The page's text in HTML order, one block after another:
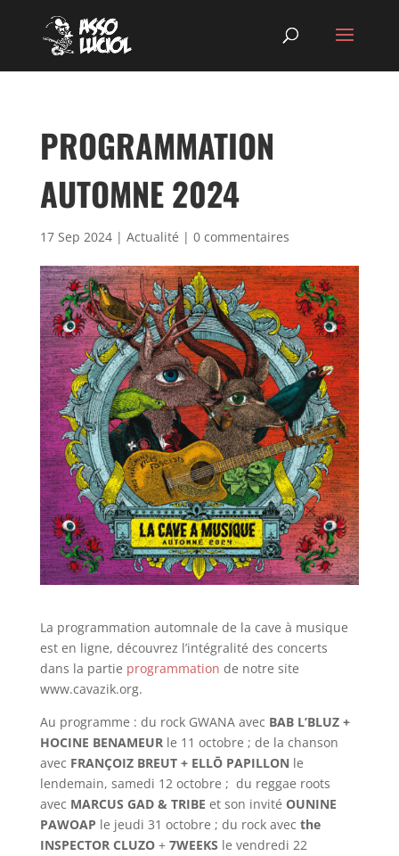
PROGRAMMATION
AUTOMNE 2024
17 Sep 2024| Actualité | 0 commentaires
La programmation automnale de la cave à musique
est en ligne, découvrez l’intégralité des concerts
dans la partie programmation de notre site
www.cavazik.org.
Au programme : du rock GWANA avec BAB L’BLUZ +
HOCINE BENAMEURle 11 octobre ; de la chanson
avec FRANÇOIZ BREUT + ELLŌ PAPILLON le
lendemain, samedi 12 octobre ; du reggae roots
avec MARCUS GAD & TRIBE et son invité OUNINE
PAWOAP le jeudi 31 octobre ; du rock avec the
INSPECTOR CLUZO+ 7WEEKS le vendredi 22